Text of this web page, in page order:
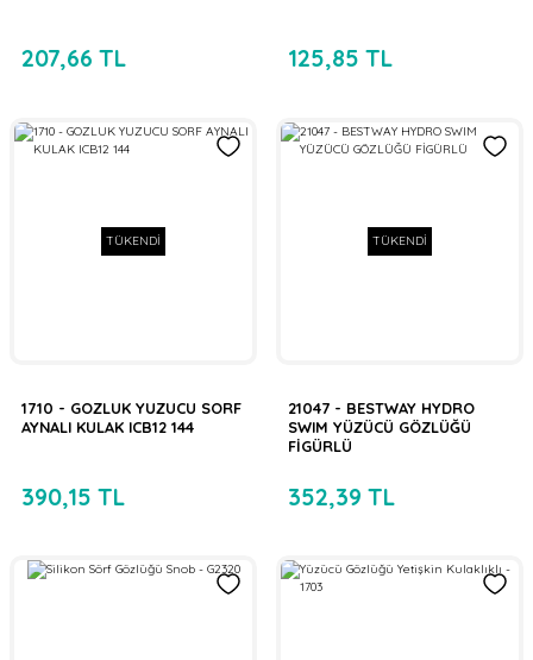
207,66 TL 125,85 TL
TÜKENDİ
1710 - GOZLUK YUZUCU SORF
AYNALI KULAK ICB12 144
390,15 TL
TÜKENDİ
21047 - BESTWAY HYDRO
SWIM YÜZÜCÜ GÖZLÜĞÜ
FİGÜRLÜ
352,39 TL